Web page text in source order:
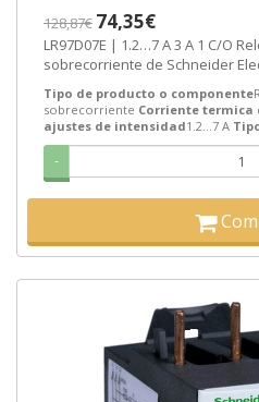
128,87€ 74,35€
LR97D07E | 1.2…7 A 3 A 1 C/O
sobrecorriente de Schneider
Tipo de producto o componente
sobrecorriente Corriente termica
ajustes de intensidad1.2…7 A
-